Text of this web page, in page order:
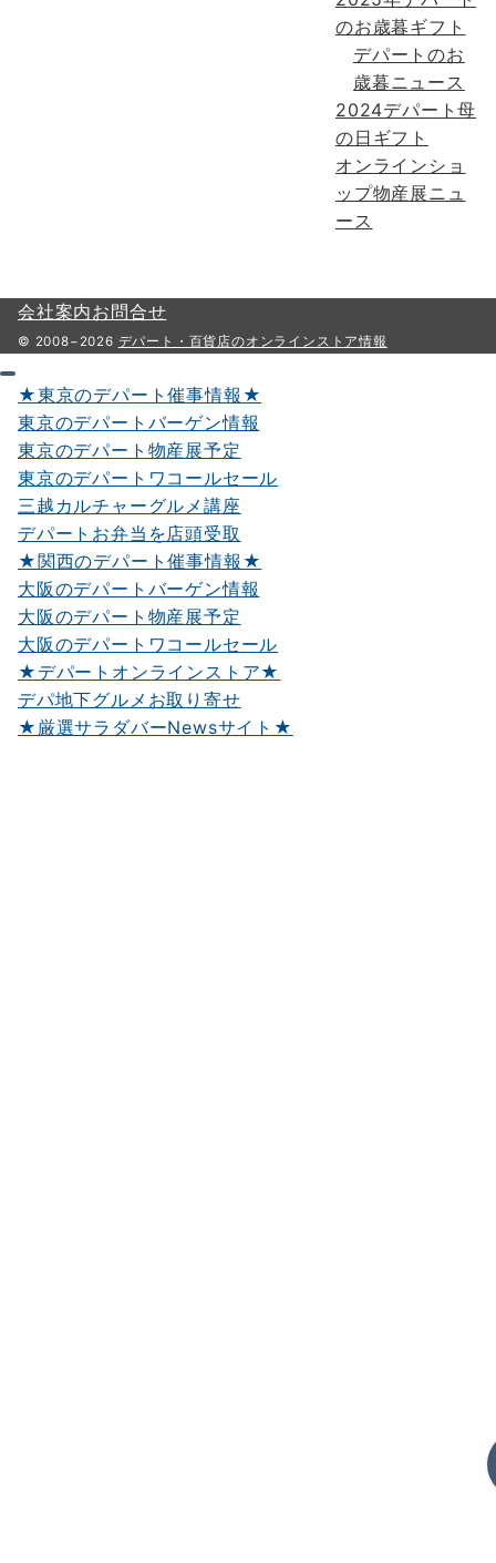
のお歳暮ギフト
デパートのお
歳暮ニュース
2024デパート母
の日ギフト
オンラインショ
ップ物産展ニュ
ース
会社案内お問合せ
© 2008−2026 デパート・百貨店のオンラインストア情報
★東京のデパート催事情報★
東京のデパートバーゲン情報
東京のデパート物産展予定
東京のデパートワコールセール
三越カルチャーグルメ講座
デパートお弁当を店頭受取
★関西のデパート催事情報★
大阪のデパートバーゲン情報
大阪のデパート物産展予定
大阪のデパートワコールセール
★デパートオンラインストア★
デパ地下グルメお取り寄せ
★厳選サラダバーNewsサイト★